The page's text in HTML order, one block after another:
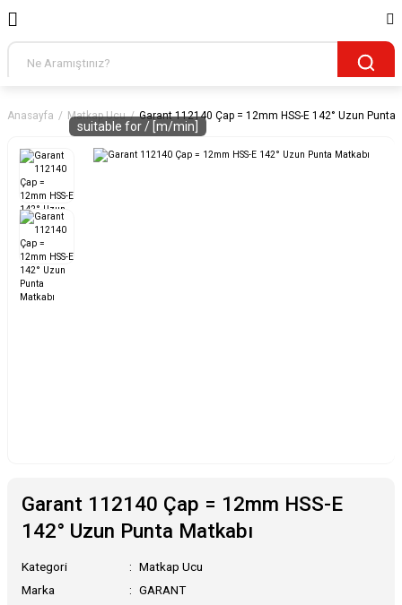
Anasayfa Matkap Ucu Garant 112140 Çap = 12mm HSS-E 142° Uzun Punta
Garant 112140 Çap = 12mm HSS-E
142° Uzun Punta Matkabı
Kategori
Matkap Ucu
Marka
GARANT
suitable for / [m/min]